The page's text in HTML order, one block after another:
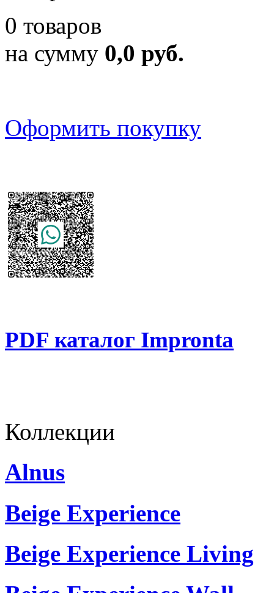
0 товаров
на сумму 0,0 руб.
Оформить покупку
PDF каталог Impronta
Коллекции
Alnus
Beige Experience
Beige Experience Living